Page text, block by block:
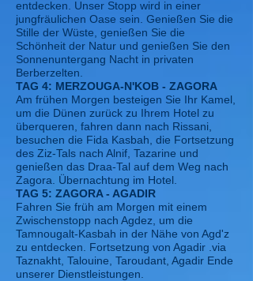
entdecken. Unser Stopp wird in einer
jungfräulichen Oase sein. Genießen Sie die
Stille der Wüste, genießen Sie die
Schönheit der Natur und genießen Sie den
Sonnenuntergang Nacht in privaten
Berberzelten.
TAG 4: MERZOUGA-N'KOB - ZAGORA
Am frühen Morgen besteigen Sie Ihr Kamel,
um die Dünen zurück zu Ihrem Hotel zu
überqueren, fahren dann nach Rissani,
besuchen die Fida Kasbah, die Fortsetzung
des Ziz-Tals nach Alnif, Tazarine und
genießen das Draa-Tal auf dem Weg nach
Zagora. Übernachtung im Hotel.
TAG 5: ZAGORA - AGADIR
Fahren Sie früh am Morgen mit einem
Zwischenstopp nach Agdez, um die
Tamnougalt-Kasbah in der Nähe von Agd'z
zu entdecken. Fortsetzung von Agadir .via
Taznakht, Talouine, Taroudant, Agadir Ende
unserer Dienstleistungen.